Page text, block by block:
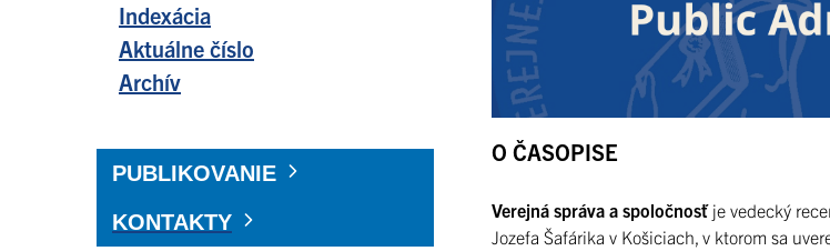
Indexácia
Aktuálne číslo
Archív
PUBLIKOVANIE
KONTAKTY
O ČASOPISE
Verejná správa a spoločnosťje vedecký
Jozefa Šafárika v Košiciach, v ktorom sa